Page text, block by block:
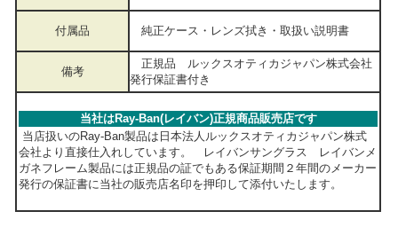
付属品 純正ケース・レンズ拭き・取扱い説明書
備考
正規品 ルックスオティカジャパン株式会社
発行保証書付き
当社はRay-Ban(レイバン)正規商品販売店です
当店扱いのRay-Ban製品は日本法人ルックスオティカジャパン株式
会社より直接仕入れしています。 レイバンサングラス レイバンメ
ガネフレーム製品には正規品の証でもある保証期間２年間のメーカー
発行の保証書に当社の販売店名印を押印して添付いたします。